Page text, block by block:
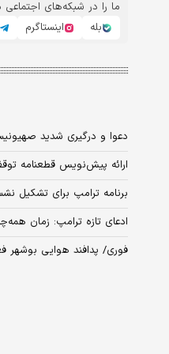
ما را در شبکه‌های اجتماعی
بله
اینستاگرم
دعوا و درگیری شدید
ارائه پیش‌نویس قطعنامه
برنامه ترامپ برای تشکیل
ادعای تازه ترامپ: زمان
فوری/ پدافند هوایی بوشهر